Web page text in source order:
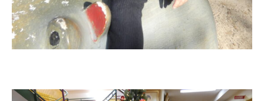
未就園児クラス
0歳親子登園［マカロンクラス ]